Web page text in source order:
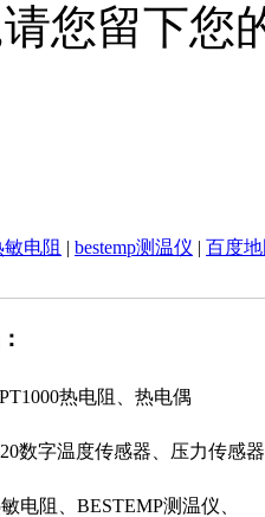
您留下您
敏电阻 | bestemp测温仪 | 百度
热电阻、热电偶
数字温度传感器、压力传感器
电阻、BESTEMP测温仪、